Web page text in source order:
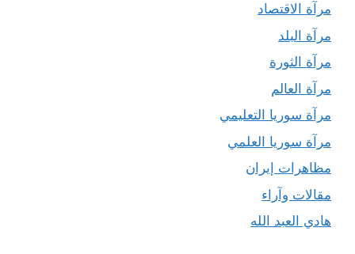
مرآة الاقتصاد
مرآة البلد
مرآة الثورة
مرآة العالم
مرآة سوريا التعليمي
مرآة سوريا العلمي
مظاهرات إيران
مقالات وآراء
هادي العبد الله